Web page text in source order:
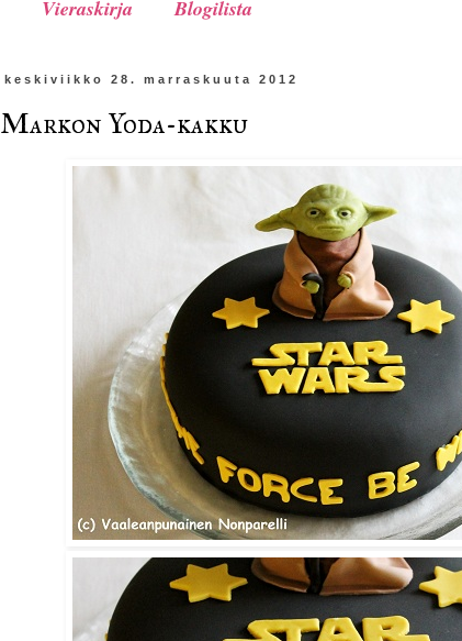
Vieraskirja Blogilista
keskiviikko 28. marraskuuta 2012
Markon Yoda-kakku